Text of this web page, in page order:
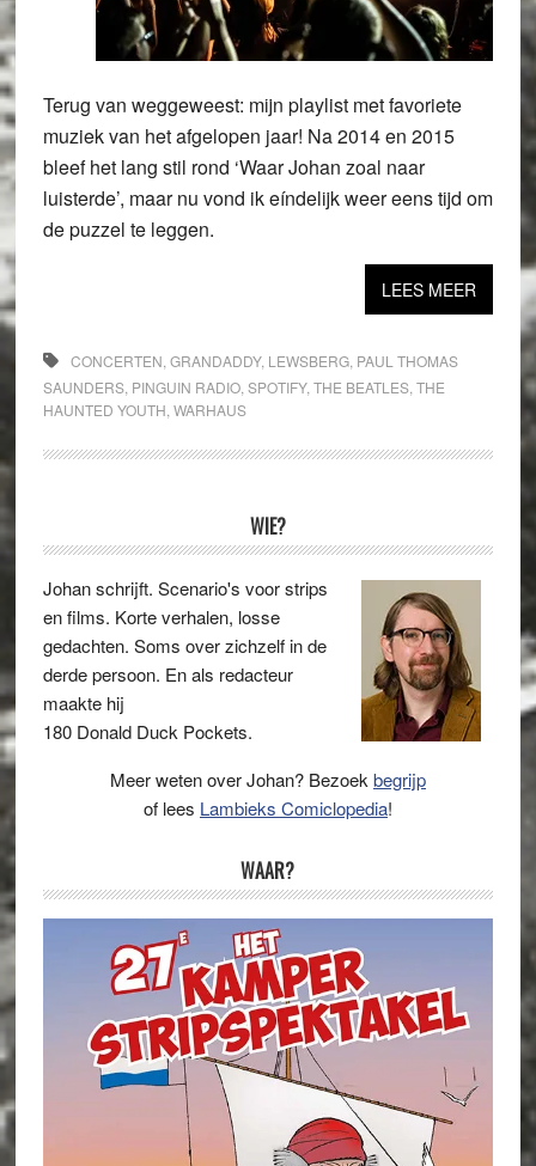
Terug van weggeweest: mijn playlist met favoriete
muziek van het afgelopen jaar! Na 2014 en 2015
bleef het lang stil rond ‘Waar Johan zoal naar
luisterde’, maar nu vond ik eíndelijk weer eens tijd om
de puzzel te leggen.
LEES MEER
CONCERTEN GRANDADDY, LEWSBERG, PAUL THOMAS
SAUNDERS, PINGUIN RADIO, SPOTIFY, THE BEATLES, THE
HAUNTED YOUTH WARHAUS
Sidebar
WIE?
Johan schrijft. Scenario's voor strips
en films. Korte verhalen, losse
gedachten. Soms over zichzelf in de
derde persoon. En als redacteur
maakte hij
180 Donald Duck Pockets.
Meer weten over Johan? Bezoekbegrijp
of lees Lambieks Comiclopedia!
WAAR?